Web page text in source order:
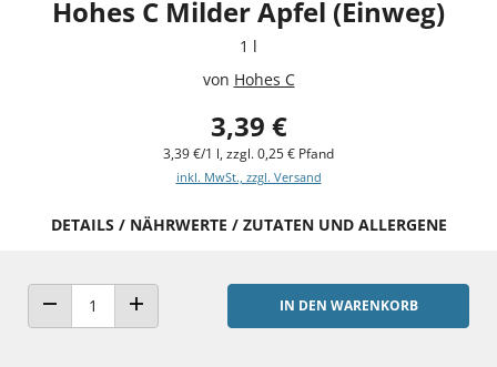
Hohes C Milder Apfel (Einweg)
1 l
von Hohes C
3,39 €
3,39 €/1 l, zzgl. 0,25 € Pfand
inkl. MwSt., zzgl. Versand
DETAILS / NÄHRWERTE / ZUTATEN UND ALLERGENE
ANZAHL VERRINGERNANZAHL ERHÖHEN
IN DEN WARENKORB